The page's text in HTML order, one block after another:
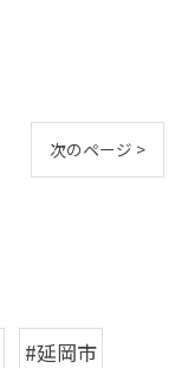
次のページ >
#延岡市